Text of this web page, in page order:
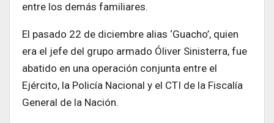
entre los demás familiares.
El pasado 22 de diciembre alias ‘Guacho’, quien
era el jefe del grupo armado Óliver Sinisterra, fue
abatido en una operación conjunta entre el
Ejército, la Policía Nacional y el CTI de la Fiscalía
General de la Nación.